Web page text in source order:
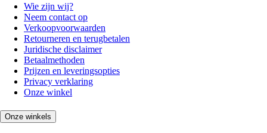
Wie zijn wij?
Neem contact op
Verkoopvoorwaarden
Retourneren en terugbetalen
Juridische disclaimer
Betaalmethoden
Prijzen en leveringsopties
Privacy verklaring
Onze winkel
Onze winkels